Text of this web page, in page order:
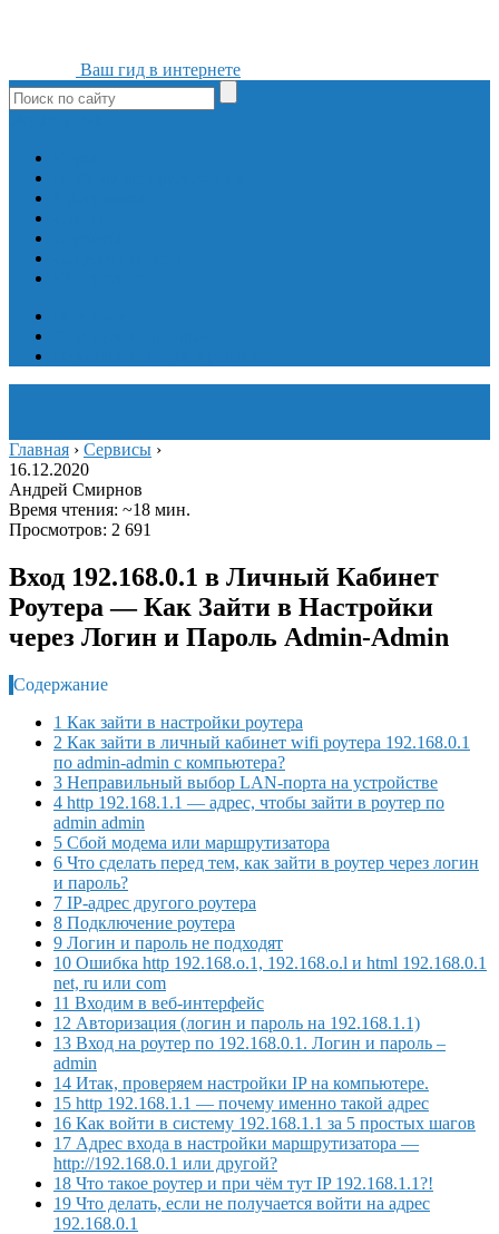
Ваш гид в интернете
Главная › Сервисы ›
16.12.2020
Андрей Смирнов
Время чтения: ~18 мин.
Просмотров: 2 691
Вход 192.168.0.1 в Личный Кабинет
Роутера — Как Зайти в Настройки
через Логин и Пароль Admin-Admin
Содержание
1 Как зайти в настройки роутера
2 Как зайти в личный кабинет wifi роутера 192.168.0.1
по admin-admin с компьютера?
3 Неправильный выбор LAN-порта на устройстве
4 http 192.168.1.1 — адрес, чтобы зайти в роутер по
admin admin
5 Сбой модема или маршрутизатора
6 Что сделать перед тем, как зайти в роутер через логин
и пароль?
7 IP-адрес другого роутера
8 Подключение роутера
9 Логин и пароль не подходят
10 Ошибка http 192.168.o.1, 192.168.o.l и html 192.168.0.1
net, ru или com
11 Входим в веб-интерфейс
12 Авторизация (логин и пароль на 192.168.1.1)
13 Вход на роутер по 192.168.0.1. Логин и пароль –
admin
14 Итак, проверяем настройки IP на компьютере.
15 http 192.168.1.1 — почему именно такой адрес
16 Как войти в систему 192.168.1.1 за 5 простых шагов
17 Адрес входа в настройки маршрутизатора —
http://192.168.0.1 или другой?
18 Что такое роутер и при чём тут IP 192.168.1.1?!
19 Что делать, если не получается войти на адрес
192.168.0.1